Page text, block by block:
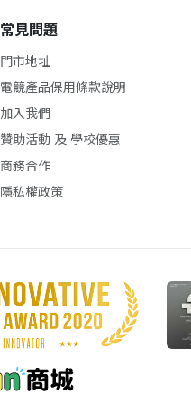
常見問題
門市地址
電競產品保用條款說明
加入我們
贊助活動 及 學校優惠
商務合作
隱私權政策